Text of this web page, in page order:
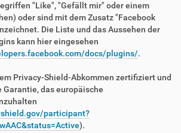
"Like", "Gefällt mir" oder einem
oder sind mit dem Zusatz "Facebook
Die Liste und das Aussehen der
kann hier eingesehen
docs/plugins/.
Privacy-Shield-Abkommen zertifiziert und
das europäische
participant?
).